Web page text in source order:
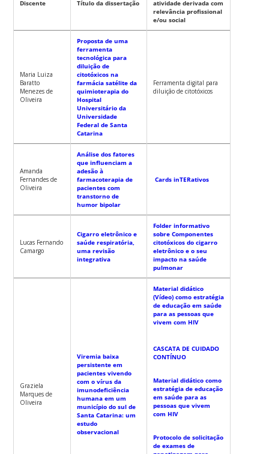
Discente Título da dissertação
atividade derivada com
relevância profissional
e/ou social
Maria Luiza
Baratto
Menezes de
Oliveira
Proposta de uma
ferramenta
tecnológica para
diluição de
citotóxicos na
farmácia satélite da
quimioterapia do
Hospital
Universitário da
Universidade
Federal de Santa
Catarina
Ferramenta digital para
diluição de citotóxicos
Amanda
Fernandes de
Oliveira
Análise dos fatores
que influenciam a
adesão à
farmacoterapia de
pacientes com
transtorno de
humor bipolar
Cards inTERativos
Lucas Fernando
Camargo
Cigarro eletrônico e
saúde respiratória,
uma revisão
integrativa
Folder informativo
sobre Componentes
citotóxicos do cigarro
eletrônico e o seu
impacto na saúde
pulmonar
Graziela
Marques de
Oliveira
Viremia baixa
persistente em
pacientes vivendo
com o vírus da
imunodeficiência
humana em um
município do sul de
Santa Catarina: um
estudo
observacional
Material didático
(Vídeo) como estratégia
de educação em saúde
para as pessoas que
vivem com HIV
CASCATA DE CUIDADO
CONTÍNUO
Material didático como
estratégia de educação
em saúde para as
pessoas que vivem
com HIV
Protocolo de solicitação
de exames de